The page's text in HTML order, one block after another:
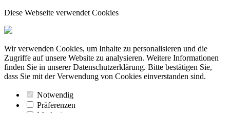
Diese Webseite verwendet Cookies
Wir verwenden Cookies, um Inhalte zu personalisieren und die
Zugriffe auf unsere Website zu analysieren. Weitere Informationen
finden Sie in unserer Datenschutzerklärung. Bitte bestätigen Sie,
dass Sie mit der Verwendung von Cookies einverstanden sind.
Notwendig
Präferenzen